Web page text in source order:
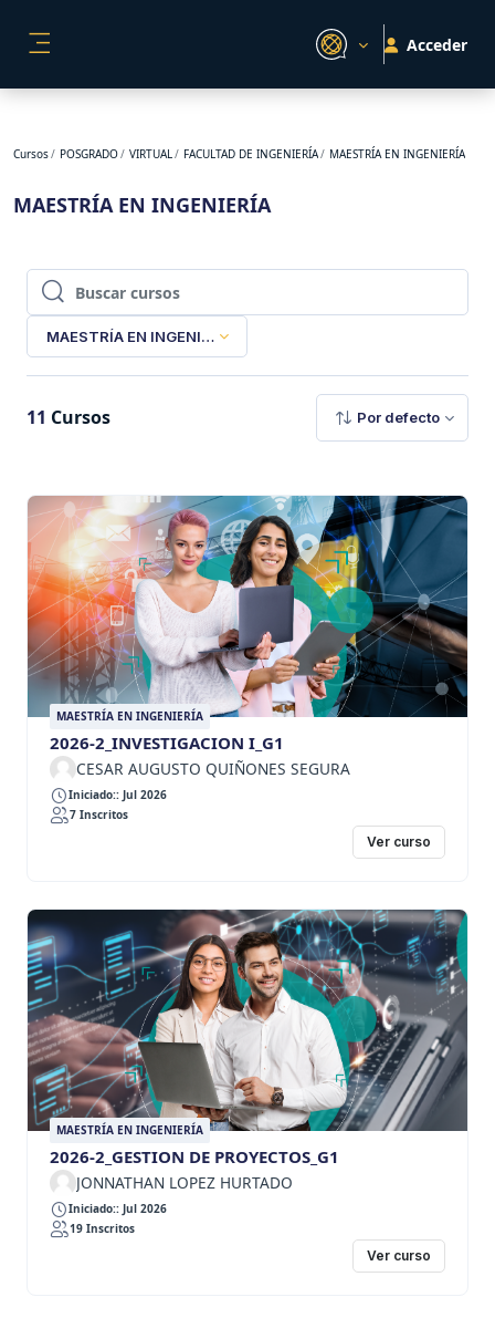
Acceder
Cursos POSGRADO VIRTUAL FACULTAD DE INGENIERÍA MAESTRÍA EN INGENIERÍA
MAESTRÍA EN INGENIERÍA
Buscar cursos
Buscar cursos
MAESTRÍA EN INGENIERÍA
11 Cursos Por defecto
MAESTRÍA EN INGENIERÍA
2026-2_INVESTIGACION I_G1
CESAR AUGUSTO QUIÑONES SEGURA
Iniciado:: Jul 2026
7 Inscritos
Ver curso
MAESTRÍA EN INGENIERÍA
2026-2_GESTION DE PROYECTOS_G1
JONNATHAN LOPEZ HURTADO
Iniciado:: Jul 2026
19 Inscritos
Ver curso